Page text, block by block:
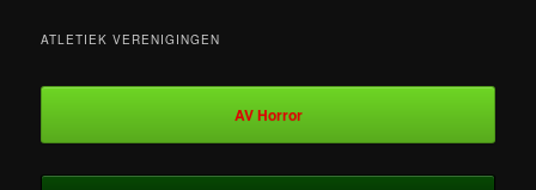
ATLETIEK VERENIGINGEN
AV Horror